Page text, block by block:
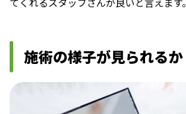
施術の様子が見られるか